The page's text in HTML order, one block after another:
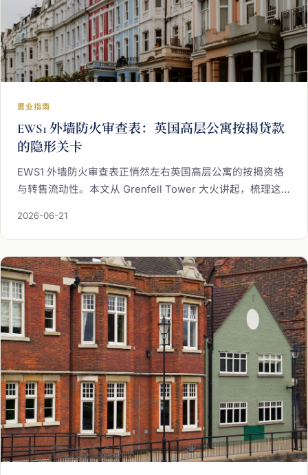
置业指南
EWS1 外墙防火审查表：英国高层公寓按揭贷款
的隐形关卡
EWS1 外墙防火审查表正悄然左右英国高层公寓的按揭资格
与转售流动性。本文从 Grenfell Tower 大火讲起，梳理这
状态与可融资性。
2026-06-21